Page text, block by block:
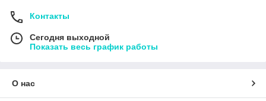
Контакты
Сегодня выходной
Показать весь график работы
О нас